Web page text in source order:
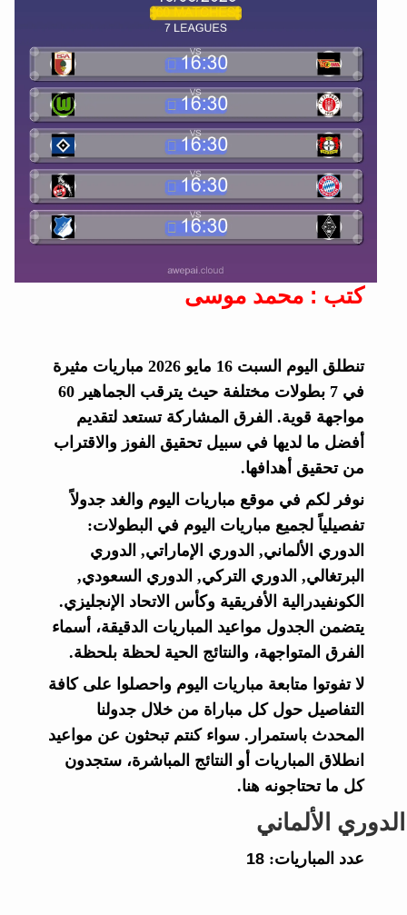
كتب : محمد موسى
تنطلق اليوم السبت 16 مايو 2026 مباريات مثيرة
في 7 بطولات مختلفة حيث يترقب الجماهير 60
مواجهة قوية. الفرق المشاركة تستعد لتقديم
أفضل ما لديها في سبيل تحقيق الفوز والاقتراب
من تحقيق أهدافها.
نوفر لكم في موقع مباريات اليوم والغد جدولاً
تفصيلياً لجميع مباريات اليوم في البطولات:
الدوري الألماني, الدوري الإماراتي, الدوري
البرتغالي, الدوري التركي, الدوري السعودي,
الكونفيدرالية الأفريقية وكأس الاتحاد الإنجليزي.
يتضمن الجدول مواعيد المباريات الدقيقة، أسماء
الفرق المتواجهة، والنتائج الحية لحظة بلحظة.
لا تفوتوا متابعة مباريات اليوم واحصلوا على كافة
التفاصيل حول كل مباراة من خلال جدولنا
المحدث باستمرار. سواء كنتم تبحثون عن مواعيد
انطلاق المباريات أو النتائج المباشرة، ستجدون
كل ما تحتاجونه هنا.
الدوري الألماني
عدد المباريات:18